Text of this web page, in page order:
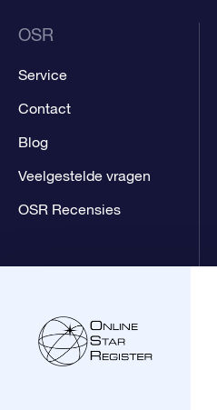
OSR
Service
Contact
Blog
Veelgestelde vragen
OSR Recensies